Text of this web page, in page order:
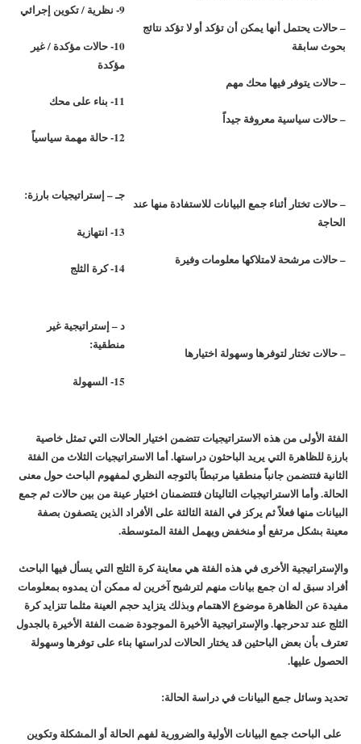
– حالات يحتمل أنها يمكن أن تؤكد أو لا تؤكد نتائج
بحوث سابقة
– حالات يتوفر فيها محك مهم
– حالات سياسية معروفة جيداً
9- نظرية / تكوين إجرائي
10- حالات مؤكدة / غير
مؤكدة
11- بناء على محك
12- حالة مهمة سياسياً
– حالات تختار أثناء جمع البيانات للاستفادة منها عند
الحاجة
– حالات مرشحة لامتلاكها معلومات وفيرة
جـ – إستراتيجيات بارزة:
13- انتهازية
14- كرة الثلج
– حالات تختار لتوفرها وسهولة اختيارها
د – إستراتيجية غير
منطقية:
15- السهولة
الفئة الأولى من هذه الاستراتيجيات تتضمن اختيار الحالات التي تمثل خاصية
بارزة للظاهرة التي يريد الباحثون دراستها. أما الاستراتيجيات الثلاث من الفئة
الثانية فتتضمن جانباً منطقيا مرتبطاً بالتوجه النظري لمفهوم الباحث حول معنى
الحالة. وأما الاستراتيجيات التاليتان فتتضمنان اختيار عينة من بين حالات ثم جمع
البيانات منها فعلاً ثم يركز في الفئة الثالثة على الأفراد الذين يتصفون بصفة
معينة بشكل مرتفع أو منخفض ويهمل الفئة المتوسطة.
والإستراتيجية الأخرى في هذه الفئة هي معاينة كرة الثلج التي يسأل فيها الباحث
أفراد سبق له ان جمع بيانات منهم لترشيح آخرين له ممكن أن يمدوه بمعلومات
مفيدة عن الظاهرة موضوع الاهتمام وبذلك يتزايد حجم العينة مثلما تتزايد كرة
الثلج عند تدحرجها. والإستراتيجية الأخيرة الموجودة ضمت الفئة الأخيرة بالجدول
تعترف بأن بعض الباحثين قد يختار الحالات لدراستها بناء على توفرها وسهولة
الحصول عليها.
تحديد وسائل جمع البيانات في دراسة الحالة:
على الباحث جمع البيانات الأولية والضرورية لفهم الحالة أو المشكلة وتكوين